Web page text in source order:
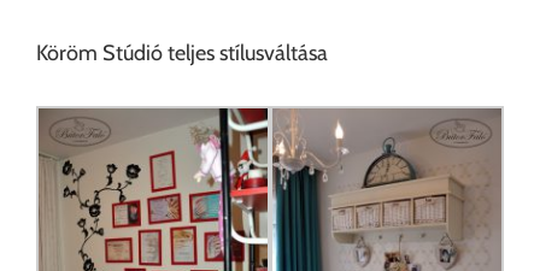
Köröm Stúdió teljes stílusváltása